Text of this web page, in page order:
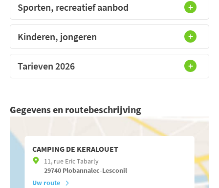
Sporten, recreatief aanbod
Kinderen, jongeren
Tarieven 2026
Gegevens en routebeschrijving
CAMPING DE KERALOUET
11, rue Eric Tabarly
29740 Plobannalec-Lesconil
Uw route